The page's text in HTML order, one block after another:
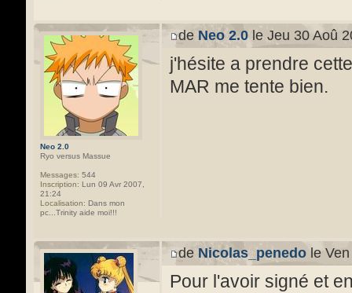
Neo 2.0
Ryo versus Massue
Messages: 544
Inscription: Lun 09 Avr 2007,
21:24
Localisation: Dans mon
pc...Trinity aide moi!!!
de Neo 2.0 le Jeu 30 Aoû
j'hésite a prendre
MAR me tente bien.
de Nicolas_penedo le
Pour l'avoir signé et